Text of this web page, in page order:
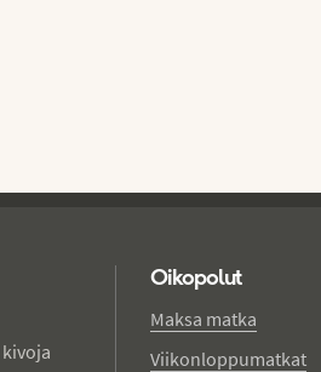
Oikopolut
Maksa matka
Viikonloppumatkat